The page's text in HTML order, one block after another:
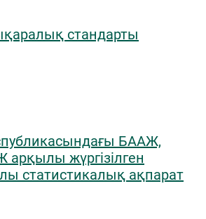
стандарты
БААЖ,
жүргізілген
статистикалық ақпарат